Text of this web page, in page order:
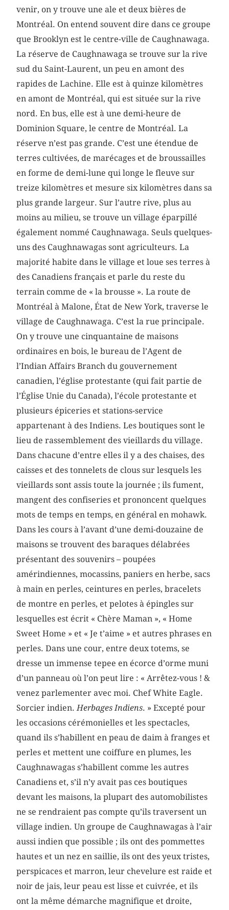
venir, on y trouve une ale et deux bières de
Montréal. On entend souvent dire dans ce groupe
que Brooklyn est le centre-ville de Caughnawaga.
La réserve de Caughnawaga se trouve sur la rive
sud du Saint-Laurent, un peu en amont des
rapides de Lachine. Elle est à quinze kilomètres
en amont de Montréal, qui est située sur la rive
nord. En bus, elle est à une demi-heure de
Dominion Square, le centre de Montréal. La
réserve n’est pas grande. C’est une étendue de
terres cultivées, de marécages et de broussailles
en forme de demi-lune qui longe le fleuve sur
treize kilomètres et mesure six kilomètres dans sa
plus grande largeur. Sur l’autre rive, plus au
moins au milieu, se trouve un village éparpillé
également nommé Caughnawaga. Seuls quelques-
uns des Caughnawagas sont agriculteurs. La
majorité habite dans le village et loue ses terres à
des Canadiens français et parle du reste du
terrain comme de « la brousse ». La route de
Montréal à Malone, État de New York, traverse le
village de Caughnawaga. C’est la rue principale.
On y trouve une cinquantaine de maisons
ordinaires en bois, le bureau de l’Agent de
l’Indian Affairs Branch du gouvernement
canadien, l’église protestante (qui fait partie de
l’Église Unie du Canada), l’école protestante et
plusieurs épiceries et stations-service
appartenant à des Indiens. Les boutiques sont le
lieu de rassemblement des vieillards du village.
Dans chacune d’entre elles il y a des chaises, des
caisses et des tonnelets de clous sur lesquels les
vieillards sont assis toute la journée ; ils fument,
mangent des confiseries et prononcent quelques
mots de temps en temps, en général en mohawk.
Dans les cours à l’avant d’une demi-douzaine de
maisons se trouvent des baraques délabrées
présentant des souvenirs – poupées
amérindiennes, mocassins, paniers en herbe, sacs
à main en perles, ceintures en perles, bracelets
de montre en perles, et pelotes à épingles sur
lesquelles est écrit « Chère Maman », « Home
Sweet Home » et « Je t’aime » et autres phrases en
perles. Dans une cour, entre deux totems, se
dresse un immense tepee en écorce d’orme muni
d’un panneau où l’on peut lire : « Arrêtez-vous ! &
venez parlementer avec moi. Chef White Eagle.
Sorcier indien.Herbages Indiens. » Excepté pour
les occasions cérémonielles et les spectacles,
quand ils s’habillent en peau de daim à franges et
perles et mettent une coiffure en plumes, les
Caughnawagas s’habillent comme les autres
Canadiens et, s’il n’y avait pas ces boutiques
devant les maisons, la plupart des automobilistes
ne se rendraient pas compte qu’ils traversent un
village indien. Un groupe de Caughnawagas à l’air
aussi indien que possible ; ils ont des pommettes
hautes et un nez en saillie, ils ont des yeux tristes,
perspicaces et marron, leur chevelure est raide et
noir de jais, leur peau est lisse et cuivrée, et ils
ont la même démarche magnifique et droite,